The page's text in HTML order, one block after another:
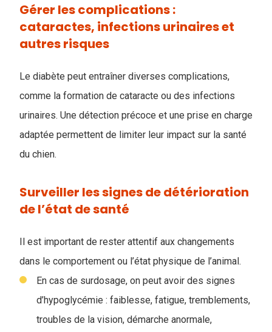
Gérer les complications :
cataractes, infections urinaires et
autres risques
Le diabète peut entraîner diverses complications,
comme la formation de cataracte ou des infections
urinaires. Une détection précoce et une prise en charge
adaptée permettent de limiter leur impact sur la santé
du chien.
Surveiller les signes de détérioration
de l’état de santé
Il est important de rester attentif aux changements
dans le comportement ou l’état physique de l’animal.
En cas de surdosage, on peut avoir des signes
d’hypoglycémie : faiblesse, fatigue, tremblements,
troubles de la vision, démarche anormale,